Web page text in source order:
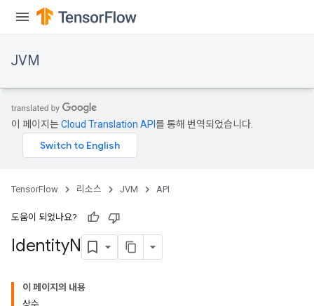
JVM
이 페이지는Cloud Translation API 를 통해 번역되었습니다.
TensorFlow 리소스 JVM API
도움이 되었나요?
IdentityN
이 페이지의 내용